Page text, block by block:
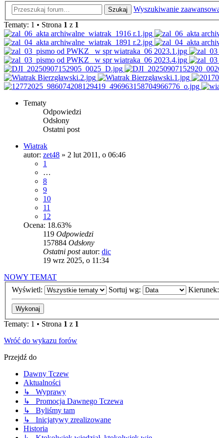
Szukaj
Wyszukiwanie
Tematy: 1 • Strona 1 z 1
Tematy
Odpowiedzi
Odsłony
Ostatni post
Wiatrak
autor: zet48 » 2 lut 2011, o 06:46
1
…
8
9
10
11
12
Ocena: 18.63%
119 Odpowiedzi
157884 Odsłony
Ostatni postautor: dic
19 wrz 2025, o 11:34
NOWY TEMAT
Wyświetl:
Sortuj wg:
Tematy: 1 • Strona 1 z 1
Wróć do wykazu forów
Przejdź do
Dawny Tczew
Aktualności
↳ Wyprawy
↳ Promocja Dawnego Tczewa
↳ Byliśmy tam
↳ Inicjatywy zrealizowane
Historia